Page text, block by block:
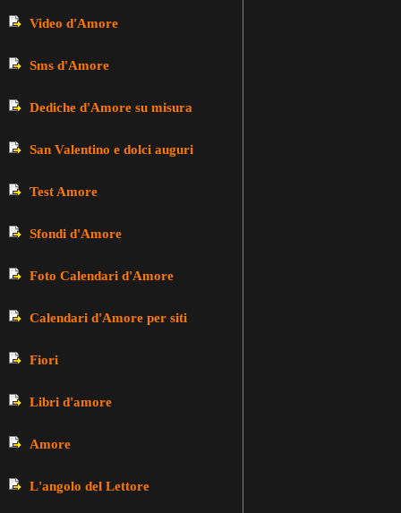
Video d'Amore
Sms d'Amore
Dediche d'Amore su misura
San Valentino e dolci auguri
Test Amore
Sfondi d'Amore
Foto Calendari d'Amore
Calendari d'Amore per siti
Fiori
Libri d'amore
Amore
L'angolo del Lettore